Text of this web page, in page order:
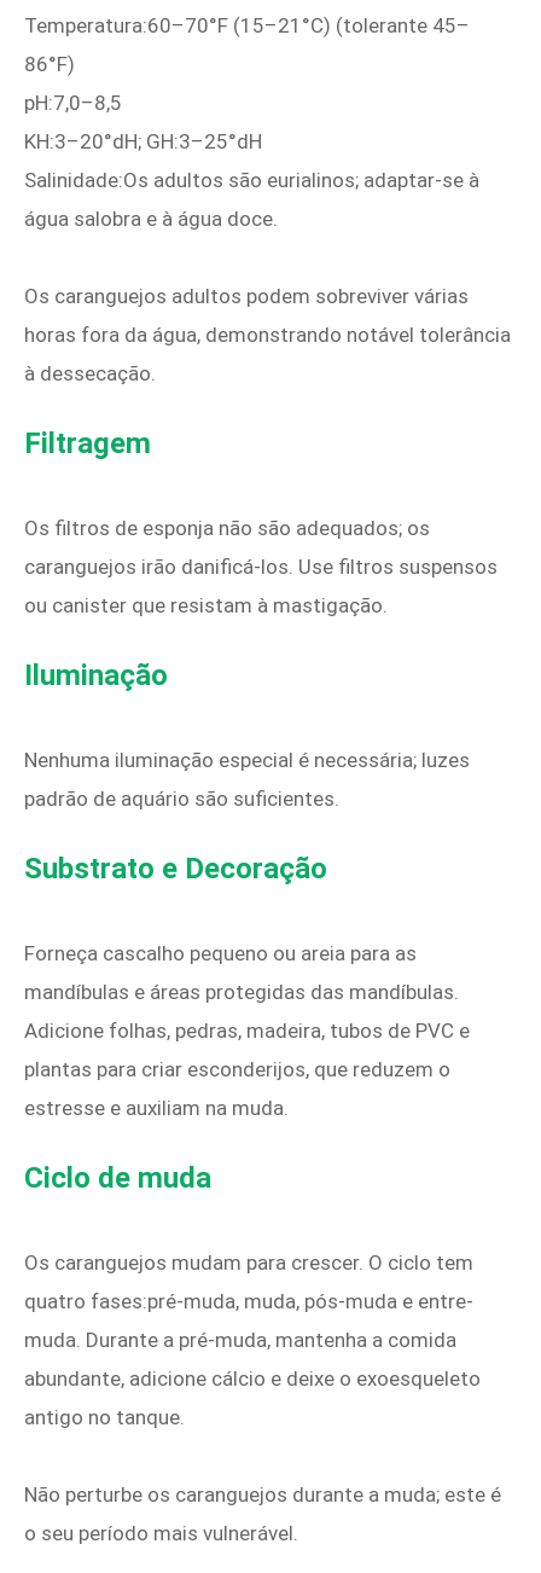
Temperatura:60–70°F (15–21°C) (tolerante 45–
86°F)
pH:7,0–8,5
KH:3–20°dH; GH:3–25°dH
Salinidade:Os adultos são eurialinos; adaptar-se à
água salobra e à água doce.
Os caranguejos adultos podem sobreviver várias
horas fora da água, demonstrando notável tolerância
à dessecação.
Filtragem
Os filtros de esponja não são adequados; os
caranguejos irão danificá-los. Use filtros suspensos
ou canister que resistam à mastigação.
Iluminação
Nenhuma iluminação especial é necessária; luzes
padrão de aquário são suficientes.
Substrato e Decoração
Forneça cascalho pequeno ou areia para as
mandíbulas e áreas protegidas das mandíbulas.
Adicione folhas, pedras, madeira, tubos de PVC e
plantas para criar esconderijos, que reduzem o
estresse e auxiliam na muda.
Ciclo de muda
Os caranguejos mudam para crescer. O ciclo tem
quatro fases:pré-muda, muda, pós-muda e entre-
muda. Durante a pré-muda, mantenha a comida
abundante, adicione cálcio e deixe o exoesqueleto
antigo no tanque.
Não perturbe os caranguejos durante a muda; este é
o seu período mais vulnerável.